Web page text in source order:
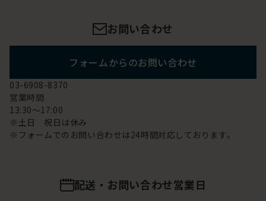
お問い合わせ
フォームからのお問い合わせ
03-6908-8370
営業時間
13:30～17:00
※土日 祝日は休み
※フォームでのお問い合わせは24時間対応しております。
配送・お問い合わせ営業日